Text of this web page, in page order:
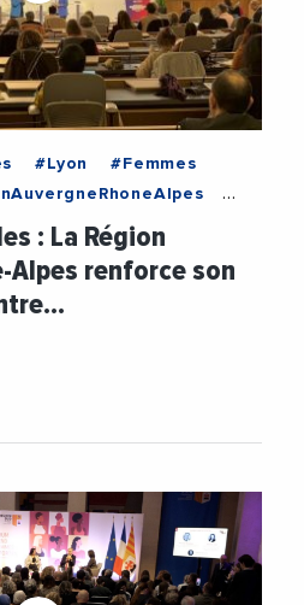
#Lyon
#Femmes
#Solidarite
: La Région
Alpes renforce son